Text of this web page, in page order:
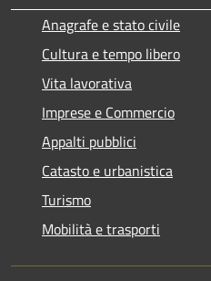
Anagrafe e stato civile
Cultura e tempo libero
Vita lavorativa
Imprese e Commercio
Appalti pubblici
Catasto e urbanistica
Turismo
Mobilità e trasporti